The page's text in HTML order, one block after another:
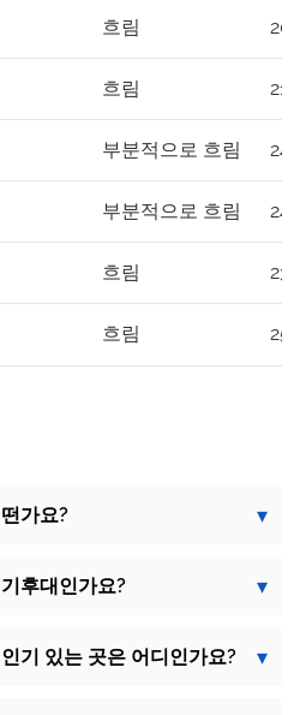
흐림 20°
흐림 21°
부분적으로 흐림 24°
부분적으로 흐림 24°
흐림 23°
흐림 25°
가요?
후대인가요?
기 있는 곳은 어디인가요?